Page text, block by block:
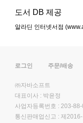
도서 DB 제공
알라딘 인터넷서점
로그인 주문/배송
㈜자바소프트
대표이사 : 박윤정
사업자등록번호 : 203-
통신판매업신고 : 제